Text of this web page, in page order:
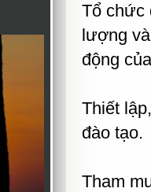
Tổ chức
lượng
động
Thiết
đào tạo.
Tham